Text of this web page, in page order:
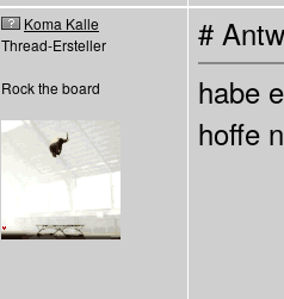
Koma Kalle
Thread-Ersteller
Rock the board
#
habe
hoffe